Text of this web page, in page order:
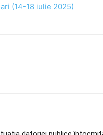
(14-18 iulie 2025)